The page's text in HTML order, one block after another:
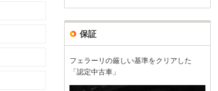
保証
フェラーリの厳しい基準をクリアした
「認定中古車」